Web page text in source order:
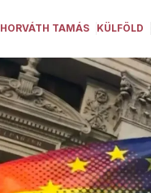
HORVÁTH TAMÁS KÜLFÖLD